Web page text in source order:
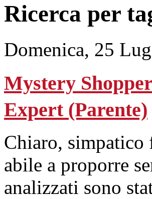
Ricerca per
Domenica, 25
Mystery
Expert (Parente)
Chiaro, simpatico
abile a proporre
analizzati sono